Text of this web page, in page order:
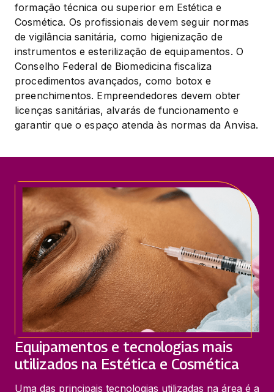
formação técnica ou superior em Estética e
Cosmética. Os profissionais devem seguir normas
de vigilância sanitária, como higienização de
instrumentos e esterilização de equipamentos. O
Conselho Federal de Biomedicina fiscaliza
procedimentos avançados, como botox e
preenchimentos. Empreendedores devem obter
licenças sanitárias, alvarás de funcionamento e
garantir que o espaço atenda às normas da Anvisa.
Equipamentos e tecnologias mais
utilizados na Estética e Cosmética
Uma das principais tecnologias utilizadas na área é a